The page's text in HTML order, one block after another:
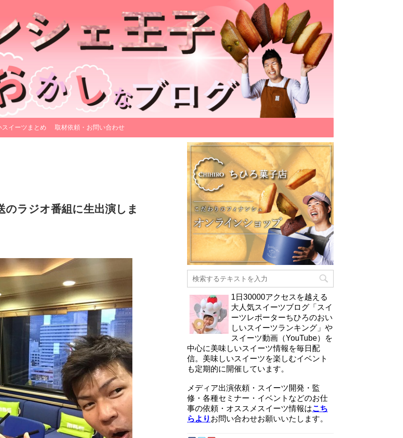
スイーツまとめ 取材依頼・お問い合わせ
のラジオ番組に生出演しま
1日30000アクセスを越える
大人気スイーツブログ「スイ
ーツレポーターちひろのおい
しいスイーツランキング」や
スイーツ動画（YouTube）を
中心に美味しいスイーツ情報を毎日配
信。美味しいスイーツを楽しむイベント
も定期的に開催しています。
メディア出演依頼・スイーツ開発・監
修・各種セミナー・イベントなどのお仕
事の依頼・オススメスイーツ情報はこち
らより お問い合わせお願いいたします。